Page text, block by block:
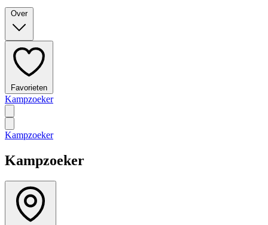
Over
Favorieten
Kampzoeker
Kampzoeker
Kampzoeker